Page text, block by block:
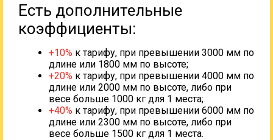
Есть дополнительные
коэффициенты:
+10% к тарифу, при превышении 3000 мм по
длине или 1800 мм по высоте;
+20% к тарифу, при превышении 4000 мм по
длине или 2000 мм по высоте, либо при
весе больше 1000 кг для 1 места;
+40% к тарифу, при превышении 6000 мм по
длине или 2300 мм по высоте, либо при
весе больше 1500 кг для 1 места.